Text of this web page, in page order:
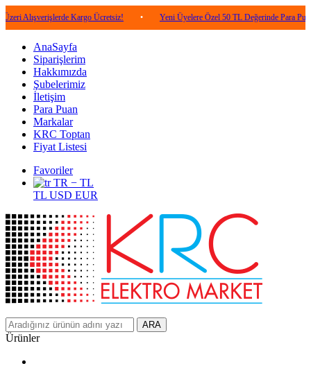
Kargo Ücretsiz! • Yeni Üyelere Özel 50 TL Değerinde Para Puan! •
AnaSayfa
Siparişlerim
Hakkımızda
Şubelerimiz
İletişim
Para Puan
Markalar
KRC Toptan
Fiyat Listesi
Favoriler
TR − TL
TL USD EUR
ARA
Ürünler